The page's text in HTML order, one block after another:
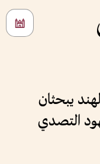
يبحثان
التصدي